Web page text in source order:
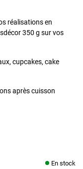
réalisations en
350 g sur vos
cupcakes, cake
après cuisson
En stock